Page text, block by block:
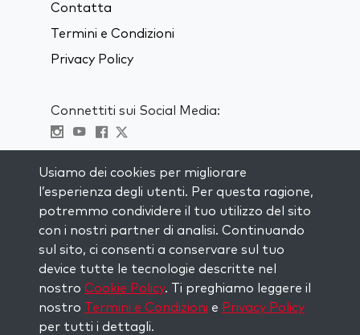
Contatta
Termini e Condizioni
Privacy Policy
Connettiti sui Social Media:
RIMANI AGGIORNATO
Iscriviti alla nostra mailing list e ricevi
ispirazione ogni settimana nella tua
casella di posta.
Iscriviti
Usiamo dei cookies per migliorare
l’esperienza degli utenti. Per questa ragione,
potremmo condividere il tuo utilizzo del sito
con i nostri partner di analisi. Continuando
sul sito, ci consenti a conservare sul tuo
device tutte le tecnologie descritte nel
nostro Cookie Policy. Ti preghiamo leggere il
nostro Termini e Condizioni e Privacy Policy
per tutti i dettagli.